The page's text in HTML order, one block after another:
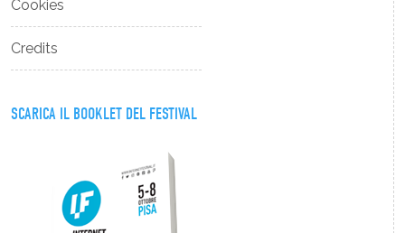
Cookies
Credits
SCARICA IL BOOKLET DEL FESTIVAL